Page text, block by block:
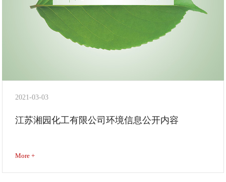
2021-03-03
江苏湘园化工有限公司环境信息公开内容
More +